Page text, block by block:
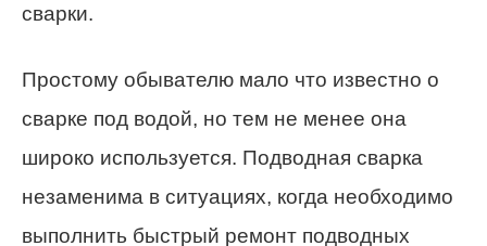
сварки.
Простому обывателю мало что известно о
сварке под водой, но тем не менее она
широко используется. Подводная сварка
незаменима в ситуациях, когда необходимо
выполнить быстрый ремонт подводных